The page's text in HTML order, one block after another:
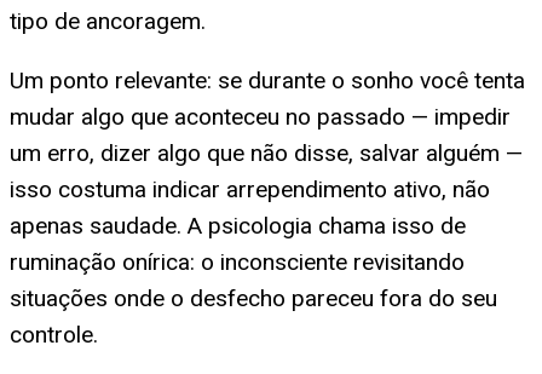
tipo de ancoragem.
Um ponto relevante: se durante o sonho você tenta
mudar algo que aconteceu no passado — impedir
um erro, dizer algo que não disse, salvar alguém —
isso costuma indicar arrependimento ativo, não
apenas saudade. A psicologia chama isso de
ruminação onírica: o inconsciente revisitando
situações onde o desfecho pareceu fora do seu
controle.